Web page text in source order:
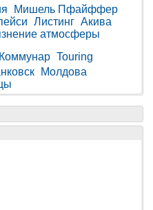
Мишель Пфайффер
Листинг Акива
атмосферы
Коммунар Touring
Молдова